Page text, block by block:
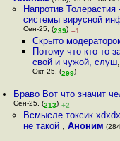
Напротив Толерастия
системы вирусной
Сен-25, (239) –1
Скрыто
Потому что кто-то
свой и чужой, слуш,
Окт-25, (299)
Браво Вот что значит
Сен-25, (213) +2
Всмысле токсик
не такой , Аноним